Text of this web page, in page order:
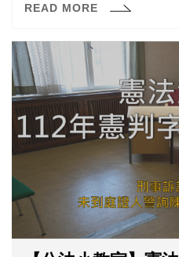
害罪判處三月徒刑，台中高
READ MORE